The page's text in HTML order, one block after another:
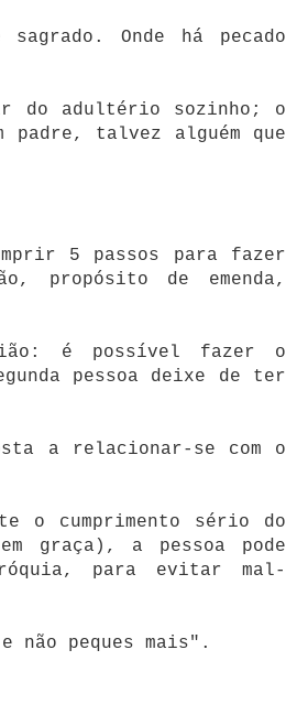
Onde há pecado
do adultério sozinho; o
padre, talvez alguém que
5 passos para fazer
propósito de emenda,
é possível fazer o
pessoa deixe de ter
a relacionar-se com o
o cumprimento sério do
graça), a pessoa pode
para evitar mal-
não peques mais".